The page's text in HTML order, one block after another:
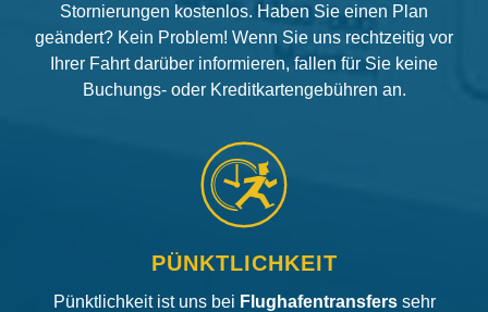
Stornierungen kostenlos. Haben Sie einen Plan
geändert? Kein Problem! Wenn Sie uns rechtzeitig vor
Ihrer Fahrt darüber informieren, fallen für Sie keine
Buchungs- oder Kreditkartengebühren an.
PÜNKTLICHKEIT
Pünktlichkeit ist uns bei Flughafentransfers sehr